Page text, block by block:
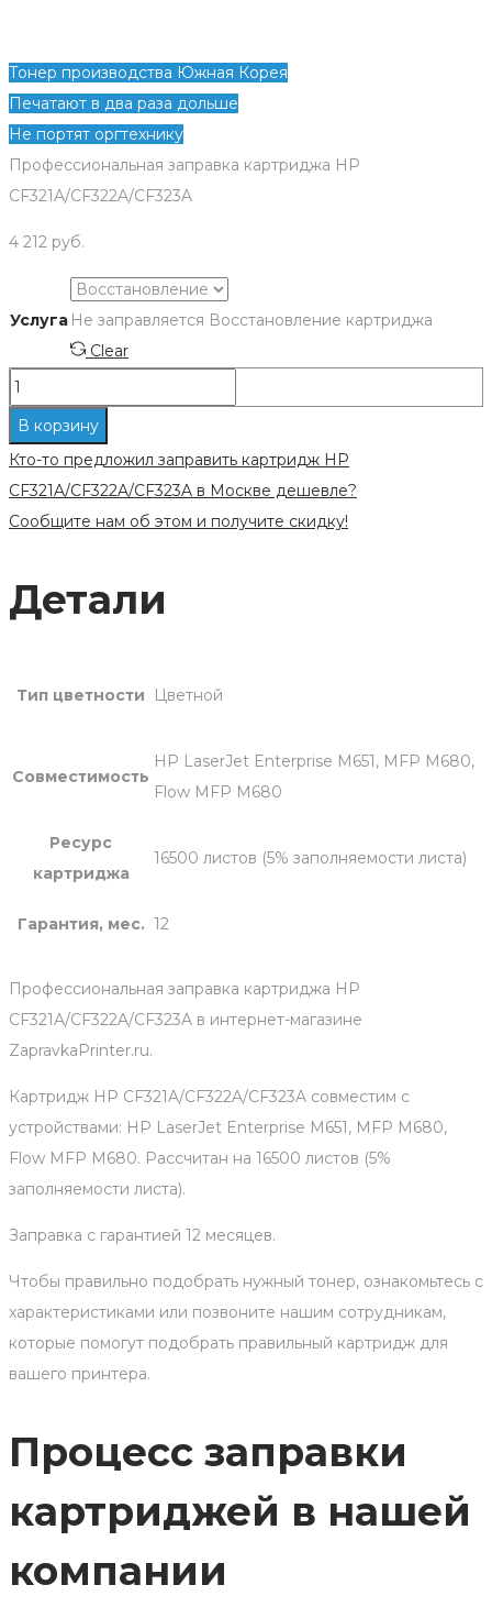
Тонер производства Южная Корея
Печатают в два раза дольше
Не портят оргтехнику
Профессиональная заправка картриджа HP
CF321A/CF322A/CF323A
4 212 руб.
Услуга Не заправляется Восстановление картриджа
Clear
Количество
Заправка
картриджа
В корзину
Кто-то предложил заправить картридж HP
CF321A/CF322A/CF323A в Москве дешевле?
Сообщите нам об этом и получите скидку!
Детали
Тип цветности Цветной
Совместимость
HP LaserJet Enterprise M651, MFP M680,
Flow MFP M680
Ресурс
картриджа
16500 листов (5% заполняемости листа)
Гарантия, мес. 12
Профессиональная заправка картриджа HP
CF321A/CF322A/CF323A в интернет-магазине
ZapravkaPrinter.ru.
Картридж HP CF321A/CF322A/CF323A совместим с
устройствами: HP LaserJet Enterprise M651, MFP M680,
Flow MFP M680. Рассчитан на 16500 листов (5%
заполняемости листа).
Заправка с гарантией 12 месяцев.
Чтобы правильно подобрать нужный тонер, ознакомьтесь с
характеристиками или позвоните нашим сотрудникам,
которые помогут подобрать правильный картридж для
вашего принтера.
Процесс заправки
картриджей в нашей
компании